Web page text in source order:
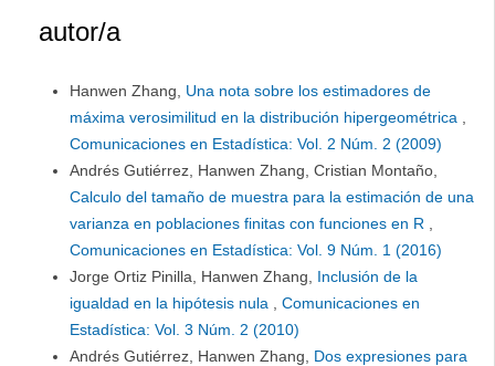
autor/a
Hanwen Zhang, Una nota sobre los estimadores de
máxima verosimilitud en la distribución hipergeométrica
Comunicaciones en Estadística: Vol. 2 Núm. 2 (2009)
Andrés Gutiérrez, Hanwen Zhang, Cristian Montaño,
Calculo del tamaño de muestra para la estimación de una
varianza en poblaciones finitas con funciones en R
Comunicaciones en Estadística: Vol. 9 Núm. 1 (2016)
Jorge Ortiz Pinilla, Hanwen Zhang, Inclusión de la
igualdad en la hipótesis nula
Comunicaciones en
Estadística: Vol. 3 Núm. 2 (2010)
Andrés Gutiérrez, Hanwen Zhang, Dos expresiones para